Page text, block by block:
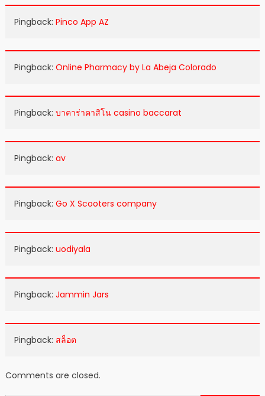
Pingback: Pinco App AZ
Pingback: Online Pharmacy by La Abeja Colorado
Pingback: บาคาร่าคาสิโน casino baccarat
Pingback: av
Pingback: Go X Scooters company
Pingback: uodiyala
Pingback: Jammin Jars
Pingback: สล็อต
Comments are closed.